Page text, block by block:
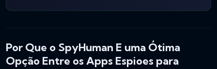
Por Que o SpyHuman E uma Ótima
Opção Entre os Apps Espioes para